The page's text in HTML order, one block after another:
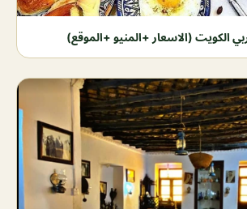
الكويت (الاسعار +المنيو +الموقع)